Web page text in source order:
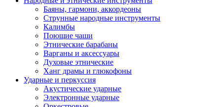
Баяны, гармони, аккордеоны
Струнные народные инструменты
Калимбы
Поющие чаши
Этнические барабаны
Варганы и аксессуары
Духовые этнические
Ханг драмы и глюкофоны
Ударные и перкуссия
Акустические ударные
Электронные ударные